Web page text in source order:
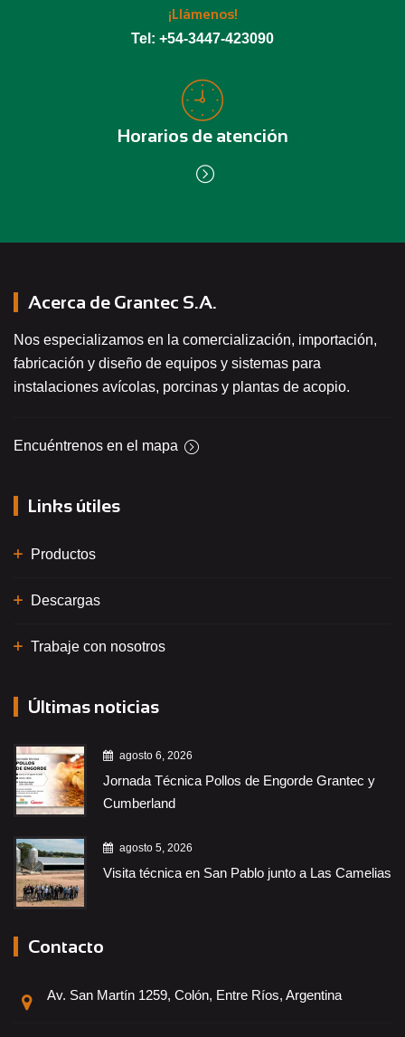
¡Llámenos!
Tel: +54-3447-423090
Horarios de atención
Acerca de Grantec S.A.
Nos especializamos en la comercialización, importación,
fabricación y diseño de equipos y sistemas para
instalaciones avícolas, porcinas y plantas de acopio.
Encuéntrenos en el mapa
Links útiles
Productos
Descargas
Trabaje con nosotros
Últimas noticias
agosto 6, 2026
Jornada Técnica Pollos de Engorde Grantec y
Cumberland
agosto 5, 2026
Visita técnica en San Pablo junto a Las Camelias
Contacto
Av. San Martín 1259, Colón, Entre Ríos, Argentina